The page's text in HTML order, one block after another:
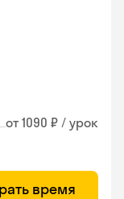
от 1090 ₽ / урок
время